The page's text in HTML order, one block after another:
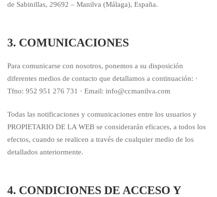
de Sabinillas, 29692 – Manilva (Málaga), España.
3. COMUNICACIONES
Para comunicarse con nosotros, ponemos a su disposición
diferentes medios de contacto que detallamos a continuación: ·
Tfno: 952 951 276 731 · Email: info@ccmanilva.com
Todas las notificaciones y comunicaciones entre los usuarios y
PROPIETARIO DE LA WEB se considerarán eficaces, a todos los
efectos, cuando se realicen a través de cualquier medio de los
detallados anteriormente.
4. CONDICIONES DE ACCESO Y